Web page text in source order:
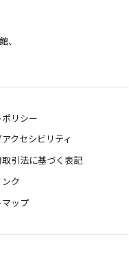
、
リシー
クセシビリティ
引法に基づく表記
ク
ップ